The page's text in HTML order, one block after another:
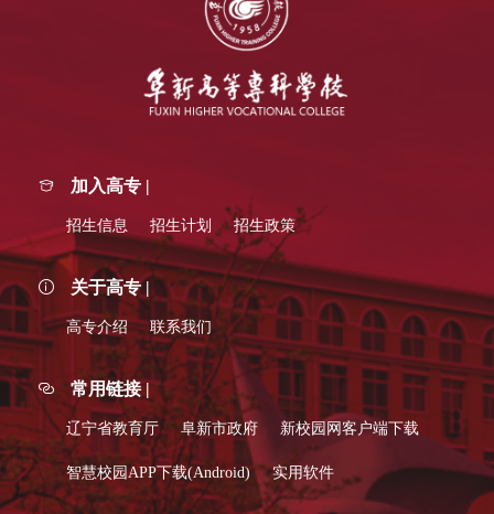
加入高专 |
招生信息 招生计划 招生政策
关于高专 |
高专介绍 联系我们
常用链接 |
辽宁省教育厅 阜新市政府 新校园网客户端下载
智慧校园APP下载(Android) 实用软件